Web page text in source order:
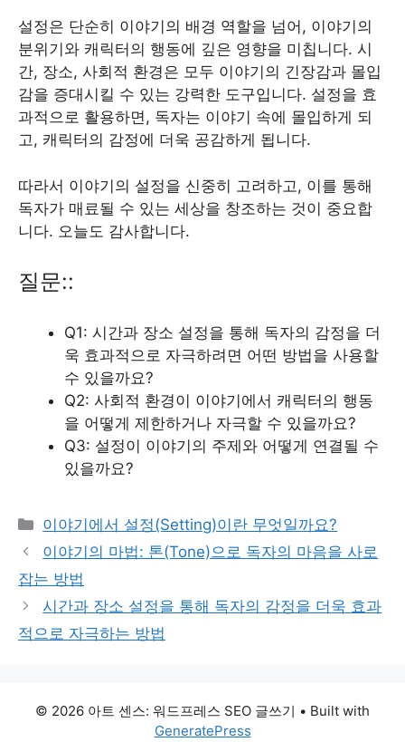
설정은 단순히 이야기의 배경 역할을 넘어, 이야기의
분위기와 캐릭터의 행동에 깊은 영향을 미칩니다. 시
간, 장소, 사회적 환경은 모두 이야기의 긴장감과 몰입
감을 증대시킬 수 있는 강력한 도구입니다. 설정을 효
과적으로 활용하면, 독자는 이야기 속에 몰입하게 되
고, 캐릭터의 감정에 더욱 공감하게 됩니다.
따라서 이야기의 설정을 신중히 고려하고, 이를 통해
독자가 매료될 수 있는 세상을 창조하는 것이 중요합
니다. 오늘도 감사합니다.
질문::
Q1: 시간과 장소 설정을 통해 독자의 감정을 더
욱 효과적으로 자극하려면 어떤 방법을 사용할
수 있을까요?
Q2: 사회적 환경이 이야기에서 캐릭터의 행동
을 어떻게 제한하거나 자극할 수 있을까요?
Q3: 설정이 이야기의 주제와 어떻게 연결될 수
있을까요?
Categories
이야기에서 설정(Setting)이란 무엇일까요?
이야기의 마법: 톤(Tone)으로 독자의 마음을 사로
잡는 방법
시간과 장소 설정을 통해 독자의 감정을 더욱 효과
적으로 자극하는 방법
© 2026 아트 센스: 워드프레스 SEO 글쓰기 • Built with
GeneratePress